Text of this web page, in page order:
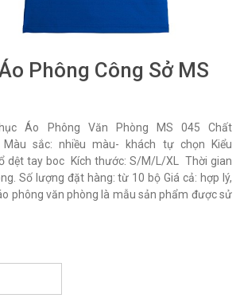
Phông Công Sở MS
Áo Phông Văn Phòng MS 045 Chất
Màu sắc: nhiều màu- khách tự chọn Kiểu
dệt tay boc Kích thước: S/M/L/XL Thời gian
Số lượng đặt hàng: từ 10 bộ Giá cả: hợp lý,
phông văn phòng là mẫu sản phẩm được sử